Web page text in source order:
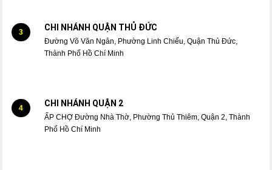
3 CHI NHÁNH QUẬN THỦ ĐỨC
Đường Võ Văn Ngân, Phường Linh Chiểu, Quận Thủ Đức,
Thành Phố Hồ Chí Minh
4 CHI NHÁNH QUẬN 2
ẤP CHỢ Đường Nhà Thờ, Phường Thủ Thiêm, Quận 2, Thành
Phố Hồ Chí Minh